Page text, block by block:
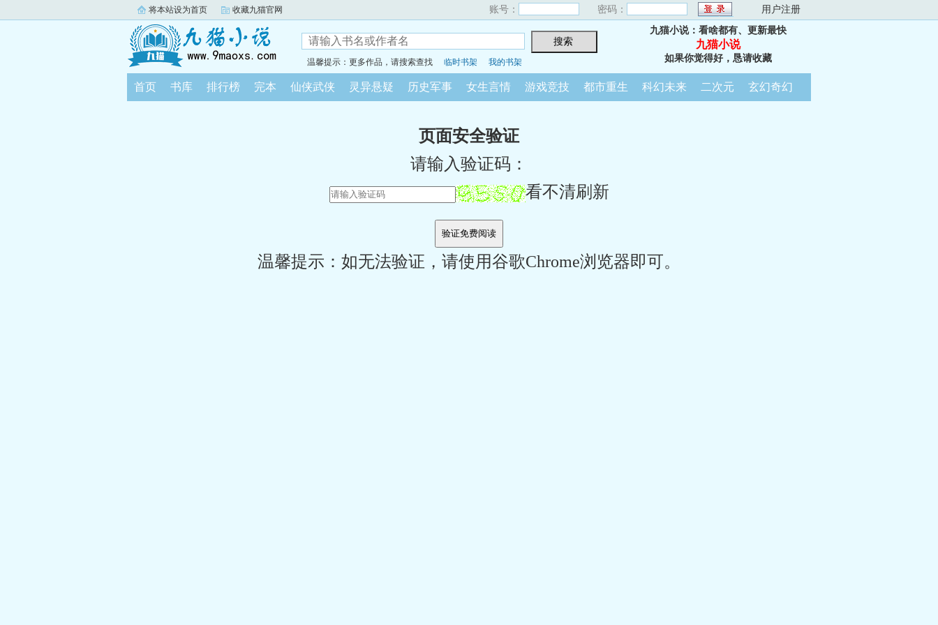
将本站设为首页 收藏九猫官网 账号： 密码： 用户注册
温馨提示：更多作品，请搜索查找 临时书架 我的书架
九猫小说：看啥都有、更新最快
九猫小说
如果你觉得好，恳请收藏
首页 书库 排行榜 完本 仙侠武侠 灵异悬疑 历史军事 女生言情 游戏竞技 都市重生 科幻未来 二次元 玄幻奇幻
页面安全验证
请输入验证码：
看不清刷新
温馨提示：如无法验证，请使用谷歌Chrome浏览器即可。